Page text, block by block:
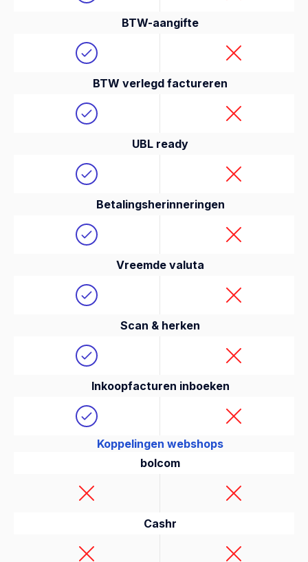
BTW-aangifte
BTW verlegd factureren
UBL ready
Betalingsherinneringen
Vreemde valuta
Scan & herken
Inkoopfacturen inboeken
Koppelingen webshops
bolcom
Cashr